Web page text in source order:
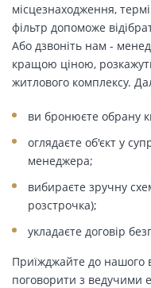
місцезнаходження,
фільтр допоможе
Або дзвоніть нам -
кращою ціною,
житлового комплексу.
ви бронюєте обрану
оглядаєте об'єкт у
менеджера;
вибираєте зручну
розстрочка);
укладаєте договір
Приїжджайте до нашого
поговорити з ведучими